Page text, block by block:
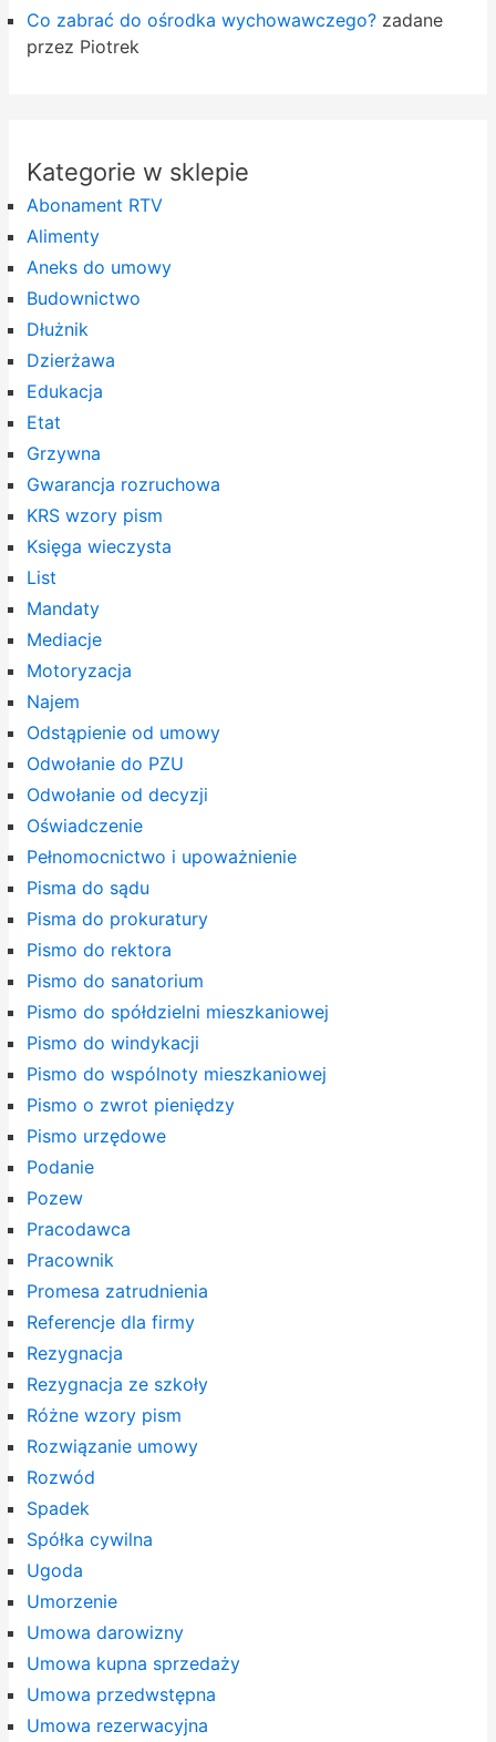
Co zabrać do ośrodka wychowawczego?zadane
przez Piotrek
Kategorie w sklepie
Abonament RTV
Alimenty
Aneks do umowy
Budownictwo
Dłużnik
Dzierżawa
Edukacja
Etat
Grzywna
Gwarancja rozruchowa
KRS wzory pism
Księga wieczysta
List
Mandaty
Mediacje
Motoryzacja
Najem
Odstąpienie od umowy
Odwołanie do PZU
Odwołanie od decyzji
Oświadczenie
Pełnomocnictwo i upoważnienie
Pisma do sądu
Pisma do prokuratury
Pismo do rektora
Pismo do sanatorium
Pismo do spółdzielni mieszkaniowej
Pismo do windykacji
Pismo do wspólnoty mieszkaniowej
Pismo o zwrot pieniędzy
Pismo urzędowe
Podanie
Pozew
Pracodawca
Pracownik
Promesa zatrudnienia
Referencje dla firmy
Rezygnacja
Rezygnacja ze szkoły
Różne wzory pism
Rozwiązanie umowy
Rozwód
Spadek
Spółka cywilna
Ugoda
Umorzenie
Umowa darowizny
Umowa kupna sprzedaży
Umowa przedwstępna
Umowa rezerwacyjna